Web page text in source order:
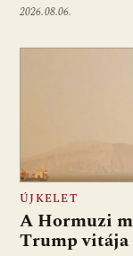
2026.08.06.
ÚJKELET
A Hormuzi
Trump vitája